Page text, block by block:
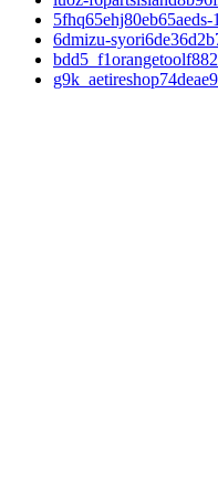
5fhq65ehj80eb65aeds-
6dmizu-